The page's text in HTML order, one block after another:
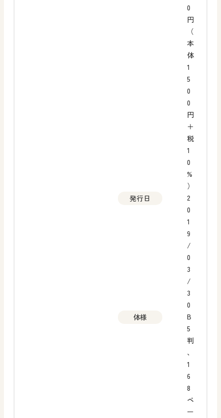
0
円
（
本
体
1
5
0
0
円
＋
税
1
0
%
）
発行日
2
0
1
9
/
0
3
/
3
0
体様
B
5
判
、
1
6
8
ペ
ー